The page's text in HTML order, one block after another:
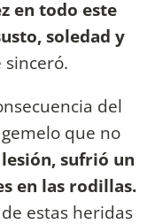
en todo este
soledad y
sinceró.
del
que no
sufrió un
en las rodillas.
estas heridas